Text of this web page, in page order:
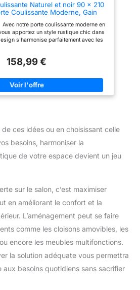
Naturel et noir 90 x 210
Coulissante Moderne, Gain
Pratique, Silencieux, Fini Bois
Touche Élégante
Avec notre porte coulissante moderne en
apportez un style rustique chic dans
s'harmonise parfaitement avec les
au sol. 【Caractéristiques
un atout pour votre maison. Conçue en
sert de belle et solide partition. Le kit
traité garantit une installation robuste,
allie attrait esthétique et fonctionnalité
et Capacité】 Avec des dimensions
ou 90 x 210 x 3.6 cm, cette porte
plupart des espaces de vie. Le rail
permettant un fonctionnement fluide et
considérable. Il supporte des portes
sec de temps en temps suffit pour
élégant. Ce petit entretien permet à la
votre maison. Améliorez votre espace
pour être facile à entretenir et stylé sur
158,99 €
ces idées ou en choisissant celle
besoins, harmoniser la
de votre espace devient un jeu
sur le salon, c’est maximiser
en améliorant le confort et la
L’aménagement peut se faire
comme les cloisons amovibles, les
encore les meubles multifonctions.
la solution adéquate vous permettra
aux besoins quotidiens sans sacrifier